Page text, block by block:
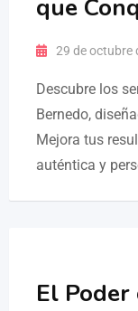
que
29 de octubre
Descubre los
Bernedo,
Mejora tus
auténtica y
El